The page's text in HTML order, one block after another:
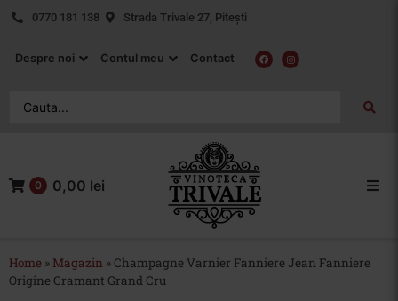
0770 181 138 Strada Trivale 27, Pitești
Despre noi Contul meu Contact
Vin Rosu
0 0,00 lei
Home » Magazin » Champagne Varnier Fanniere Jean Fanniere
Origine Cramant Grand Cru